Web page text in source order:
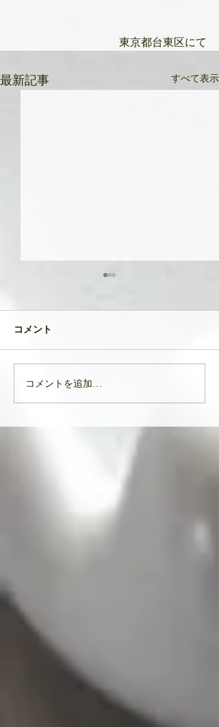
東京都台東区にて
最新記事 すべて表示
生徒さんと私
コメント
コメントを追加…